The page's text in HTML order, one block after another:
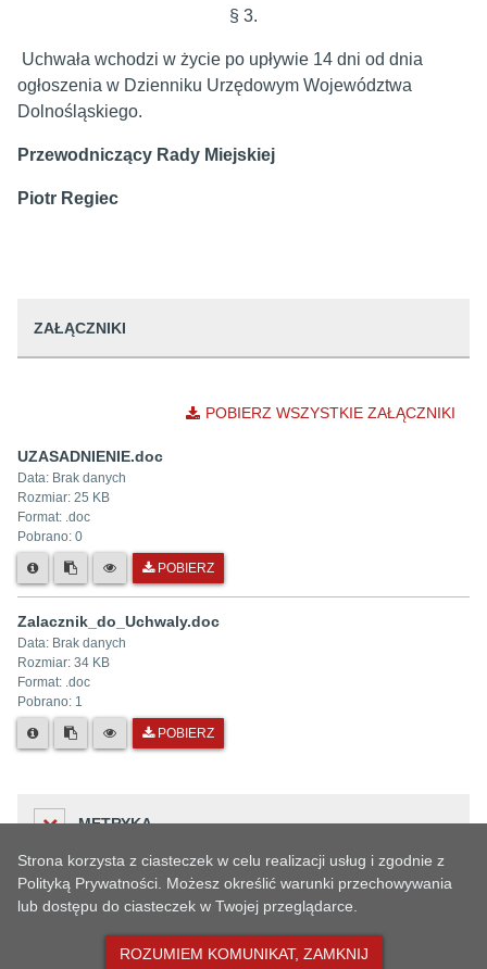
§ 3.
Uchwała wchodzi w życie po upływie 14 dni od dnia
ogłoszenia w Dzienniku Urzędowym Województwa
Dolnośląskiego.
Przewodniczący Rady Miejskiej
Piotr Regiec
ZAŁĄCZNIKI
POBIERZ WSZYSTKIE ZAŁĄCZNIKI
UZASADNIENIE.doc
Data: Brak danych
Rozmiar: 25 KB
Format: .doc
Pobrano: 0
POBIERZ
Zalacznik_do_Uchwaly.doc
Data: Brak danych
Rozmiar: 34 KB
Format: .doc
Pobrano: 1
POBIERZ
METRYKA
Liczba odwiedzin
Strona korzysta z ciasteczek w celu realizacji usług i zgodnie z
Polityką Prywatności. Możesz określić warunki przechowywania
lub dostępu do ciasteczek w Twojej przeglądarce.
ROZUMIEM KOMUNIKAT, ZAMKNIJ